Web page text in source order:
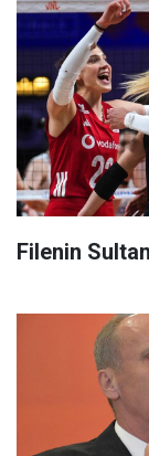
Filenin